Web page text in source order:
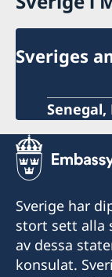
Sveriges
Senegal,
Sverige har
stort sett alla
av dessa
konsulat.